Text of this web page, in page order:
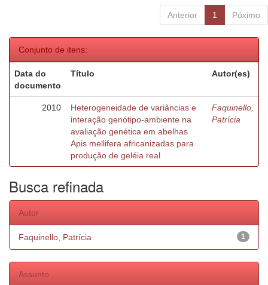
Anterior 1 Póximo
Conjunto de itens:
Data do
documento
Título Autor(es)
2010
Heterogeneidade de variâncias e
interação genótipo-ambiente na
avaliação genética em abelhas
Apis mellifera africanizadas para
produção de geléia real
Faquinello,
Patrícia
Busca refinada
Autor
1
Faquinello, Patrícia
Assunto